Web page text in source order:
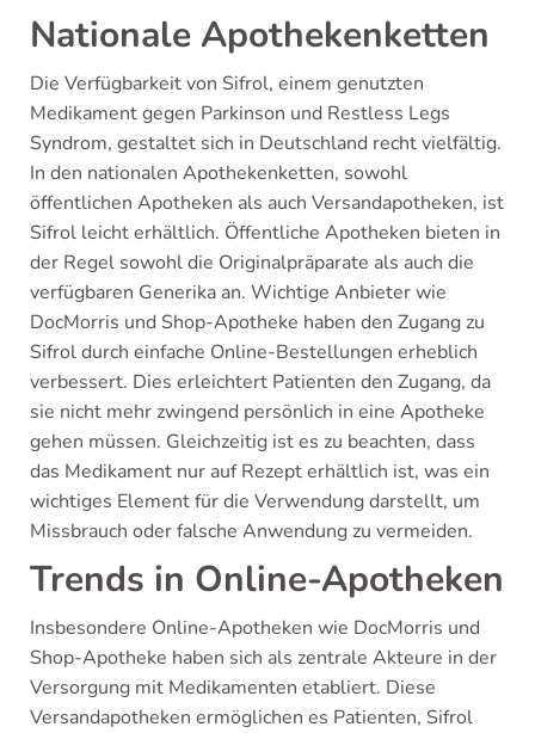
Nationale Apothekenketten
Die Verfügbarkeit von Sifrol, einem genutzten
Medikament gegen Parkinson und Restless Legs
Syndrom, gestaltet sich in Deutschland recht vielfältig.
In den nationalen Apothekenketten, sowohl
öffentlichen Apotheken als auch Versandapotheken, ist
Sifrol leicht erhältlich. Öffentliche Apotheken bieten in
der Regel sowohl die Originalpräparate als auch die
verfügbaren Generika an. Wichtige Anbieter wie
DocMorris und Shop-Apotheke haben den Zugang zu
Sifrol durch einfache Online-Bestellungen erheblich
verbessert. Dies erleichtert Patienten den Zugang, da
sie nicht mehr zwingend persönlich in eine Apotheke
gehen müssen. Gleichzeitig ist es zu beachten, dass
das Medikament nur auf Rezept erhältlich ist, was ein
wichtiges Element für die Verwendung darstellt, um
Missbrauch oder falsche Anwendung zu vermeiden.
Trends in Online-Apotheken
Insbesondere Online-Apotheken wie DocMorris und
Shop-Apotheke haben sich als zentrale Akteure in der
Versorgung mit Medikamenten etabliert. Diese
Versandapotheken ermöglichen es Patienten, Sifrol